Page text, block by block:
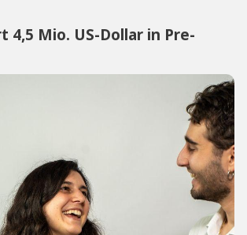
4,5 Mio. US-Dollar in Pre-